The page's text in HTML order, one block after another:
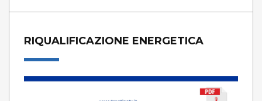
RIQUALIFICAZIONE ENERGETICA